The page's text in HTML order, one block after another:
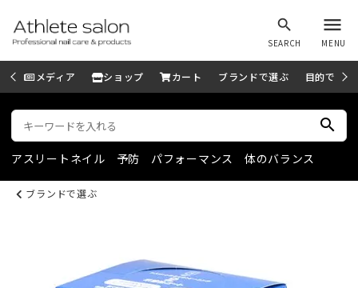
search
SEARCH
menu
MENU
メディア ショップ カート ブランドで選ぶ 目的で選ぶ
search
アスリートネイル 予防 パフォーマンス 体のバランス
ブランドで選ぶ